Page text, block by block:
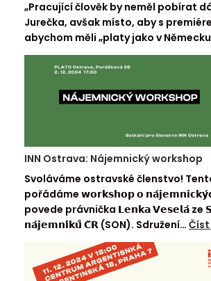
„Pracující člověk by neměl pobírat
Jurečka, avšak místo, aby s
abychom měli „platy jako v
INN Ostrava: Nájemnický workshop
Svoláváme ostravské členstvo!
pořádáme 𝘄𝗼𝗿𝗸𝘀𝗵𝗼𝗽 𝗼
povede právnička 𝗟𝗲𝗻𝗸𝗮 𝗩𝗲𝘀𝗲𝗹𝗮́ ze
𝗻𝗮́𝗷𝗲𝗺𝗻𝗶́𝗸𝘂̊ 𝗖̌𝗥 (SON). Sdružení… Číst